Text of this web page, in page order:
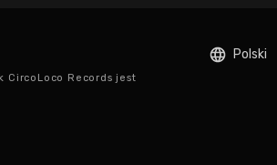
CircoLoco Records jest
Polski